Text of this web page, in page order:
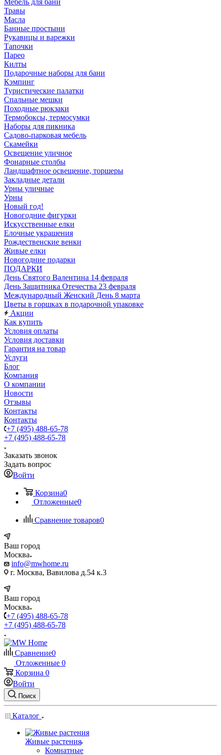
Мебель для бани
Травы
Масла
Банные простыни
Рукавицы и варежки
Тапочки
Парео
Килты
Подарочные наборы для бани
Кэмпинг
Туристические палатки
Спальные мешки
Походные рюкзаки
Термобоксы, термосумки
Наборы для пикника
Садово-парковая мебель
Скамейки
Освещение уличное
Фонарные столбы
Ландшафтное освещение, торшеры
Закладные детали
Урны уличные
Урны
Новый год!
Новогодние фигурки
Искусственные елки
Елочные украшения
Рождественские венки
Живые елки
Новогодние подарки
ПОДАРКИ
День Святого Валентина 14 февраля
День Защитника Отечества 23 февраля
Международный Женский День 8 марта
Цветы в горшках в подарочной упаковке
Акции
Как купить
Условия оплаты
Условия доставки
Гарантия на товар
Услуги
Блог
Компания
О компании
Новости
Отзывы
Контакты
Контакты
+7 (495) 488-65-78
+7 (495) 488-65-78
Заказать звонок
Задать вопрос
Войти
Корзина0
Отложенные0
Сравнение товаров0
Ваш город
Москва
info@mwhome.ru
г. Москва, Вавилова д.54 к.3
Ваш город
Москва
+7 (495) 488-65-78
+7 (495) 488-65-78
Сравнение0
Отложенные 0
Корзина 0
Войти
Поиск
Каталог
Живые растения
Комнатные